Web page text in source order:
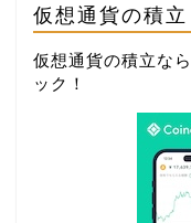
仮想通貨の積立
仮想通貨の積立な
ック ！